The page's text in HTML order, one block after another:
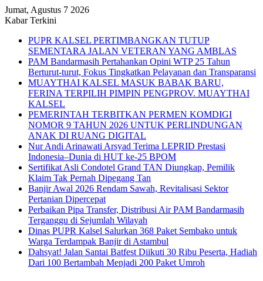
Jumat, Agustus 7 2026
Kabar Terkini
PUPR KALSEL PERTIMBANGKAN TUTUP
SEMENTARA JALAN VETERAN YANG AMBLAS
PAM Bandarmasih Pertahankan Opini WTP 25 Tahun
Berturut-turut, Fokus Tingkatkan Pelayanan dan Transparansi
MUAYTHAI KALSEL MASUK BABAK BARU,
FERINA TERPILIH PIMPIN PENGPROV. MUAYTHAI
KALSEL
PEMERINTAH TERBITKAN PERMEN KOMDIGI
NOMOR 9 TAHUN 2026 UNTUK PERLINDUNGAN
ANAK DI RUANG DIGITAL
Nur Andi Arinawati Arsyad Terima LEPRID Prestasi
Indonesia–Dunia di HUT ke-25 BPOM
Sertifikat Asli Condotel Grand TAN Diungkap, Pemilik
Klaim Tak Pernah Dipegang Tan
Banjir Awal 2026 Rendam Sawah, Revitalisasi Sektor
Pertanian Dipercepat
Perbaikan Pipa Transfer, Distribusi Air PAM Bandarmasih
Terganggu di Sejumlah Wilayah
Dinas PUPR Kalsel Salurkan 368 Paket Sembako untuk
Warga Terdampak Banjir di Astambul
Dahsyat! Jalan Santai Batfest Diikuti 30 Ribu Peserta, Hadiah
Dari 100 Bertambah Menjadi 200 Paket Umroh